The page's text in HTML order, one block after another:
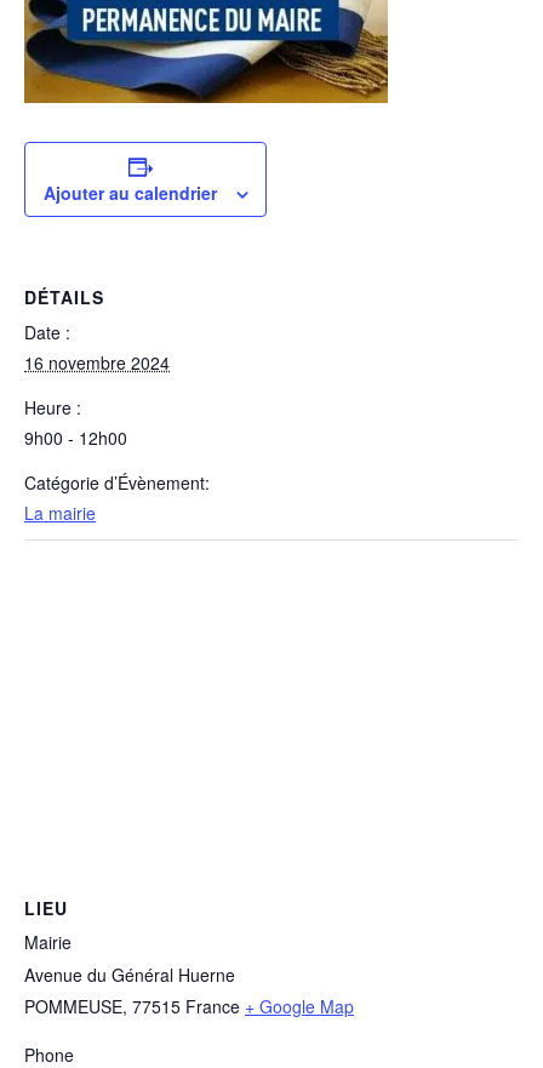
Ajouter au calendrier
DÉTAILS
Date :
16 novembre 2024
Heure :
9h00 - 12h00
Catégorie d’Évènement:
La mairie
LIEU
Mairie
Avenue du Général Huerne
POMMEUSE, 77515 France + Google Map
Phone